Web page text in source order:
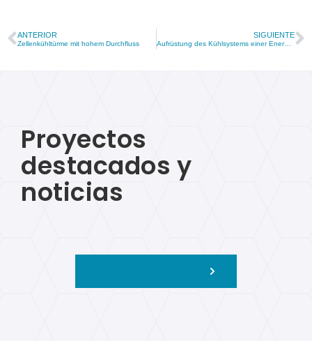
ANTERIOR
Zellenkühltürme mit hohem Durchfluss
SIGUIENTE
Aufrüstung des Kühlsystems einer Energierückgewinnungsanlage
Proyectos
destacados y
noticias